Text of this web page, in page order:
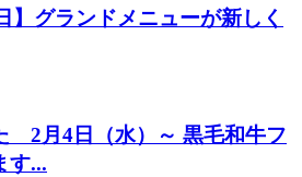
】グランドメニューが新しく
2月4日（水）～ 黒毛和牛フ
す...